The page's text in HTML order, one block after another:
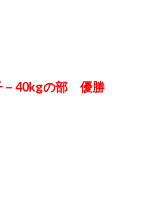
－40kgの部 優勝